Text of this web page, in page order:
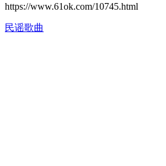
https://www.61ok.com/10745.html
民谣歌曲